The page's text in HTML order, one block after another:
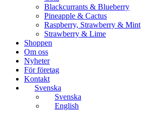
Blackcurrants & Blueberry
Pineapple & Cactus
Raspberry, Strawberry & Mint
Strawberry & Lime
Shoppen
Om oss
Nyheter
För företag
Kontakt
Svenska
Svenska
English